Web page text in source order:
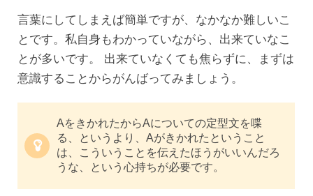
言葉にしてしまえば簡単ですが、なかなか難しいこ
とです。私自身もわかっていながら、出来ていなこ
とが多いです。 出来ていなくても焦らずに、まずは
意識することからがんばってみましょう。
AをきかれたからAについての定型文を喋
る、というより、Aがきかれたということ
は、こういうことを伝えたほうがいいんだろ
うな、という心持ちが必要です。